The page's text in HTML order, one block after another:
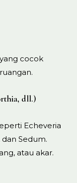
cocok
dll.)
Echeveria
Sedum.
atau akar.